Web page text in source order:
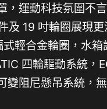
，運動科技氛圍不
及 19 吋輪圈展現
輕合金輪圈，水
四輪驅動系統，
變阻尼懸吊系統，